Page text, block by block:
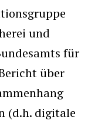
und
für
über
(d.h. digitale